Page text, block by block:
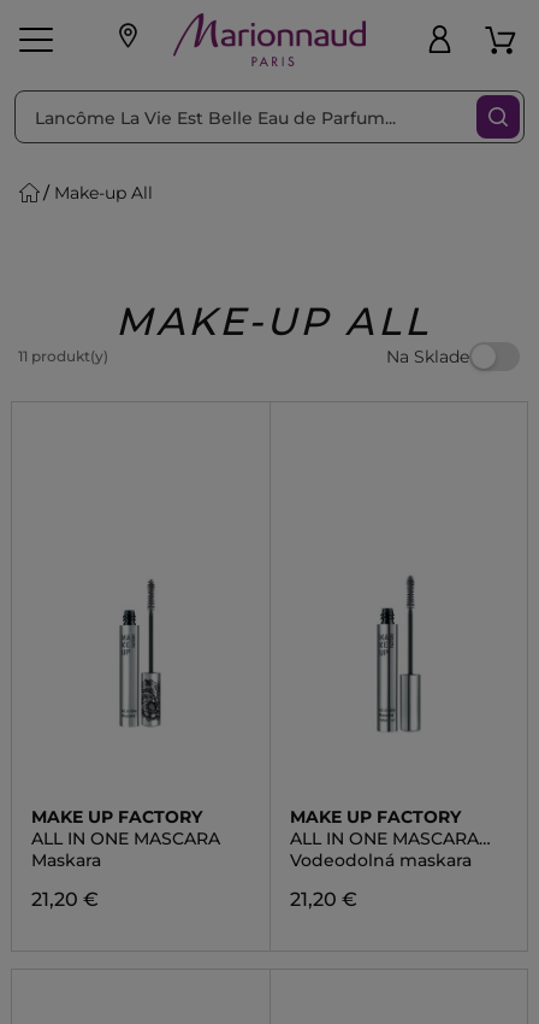
pleť Líčenie
Beauty
Make-up All
MAKE-UP ALL
11 produkt(y) Na Sklade
Triediť podľa Filtrovať
MAKE UP FACTORY
ALL IN ONE MASCARA
Maskara
21,20 €
MAKE UP FACTORY
ALL IN ONE MASCARA
WATERPROOF
Vodeodolná maskara
21,20 €